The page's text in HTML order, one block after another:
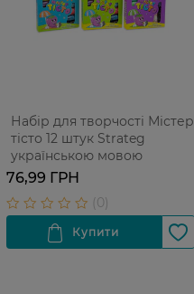
Набір для творчості Містер
тісто 12 штук Strateg
українською мовою
76,99 ГРН